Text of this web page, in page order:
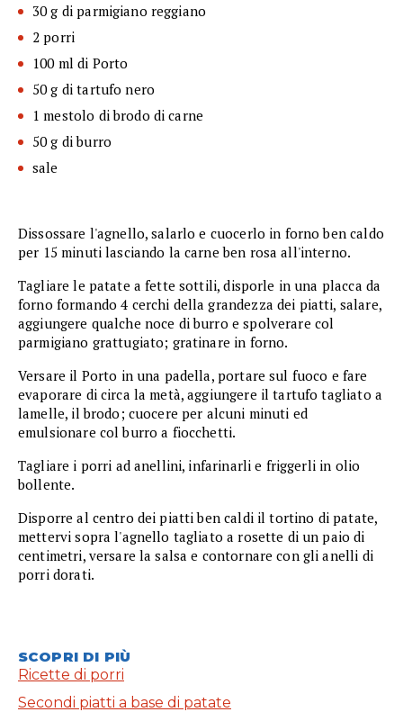
30 g di parmigiano reggiano
2 porri
100 ml di Porto
50 g di tartufo nero
1 mestolo di brodo di carne
50 g di burro
sale
Dissossare l'agnello, salarlo e cuocerlo in forno ben caldo
per 15 minuti lasciando la carne ben rosa all'interno.
Tagliare le patate a fette sottili, disporle in una placca da
forno formando 4 cerchi della grandezza dei piatti, salare,
aggiungere qualche noce di burro e spolverare col
parmigiano grattugiato; gratinare in forno.
Versare il Porto in una padella, portare sul fuoco e fare
evaporare di circa la metà, aggiungere il tartufo tagliato a
lamelle, il brodo; cuocere per alcuni minuti ed
emulsionare col burro a fiocchetti.
Tagliare i porri ad anellini, infarinarli e friggerli in olio
bollente.
Disporre al centro dei piatti ben caldi il tortino di patate,
mettervi sopra l'agnello tagliato a rosette di un paio di
centimetri, versare la salsa e contornare con gli anelli di
porri dorati.
SCOPRI DI PIÙ
Ricette di porri
Secondi piatti a base di patate